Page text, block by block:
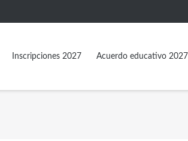
Inscripciones 2027 Acuerdo educativo 2027